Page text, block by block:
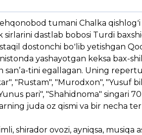
tumani Chalka
dastlab bobosi Turdi
dostonchi boʻlib yetishgan
yashayotgan keksa bax-
tini egallagan. Uning
"Rustam", "Murodxon", "Yusuf
Yunus pari", "Shahidnoma" singari
juda oz qismi va bir necha
shirador ovozi, ayniqsa, musiqa